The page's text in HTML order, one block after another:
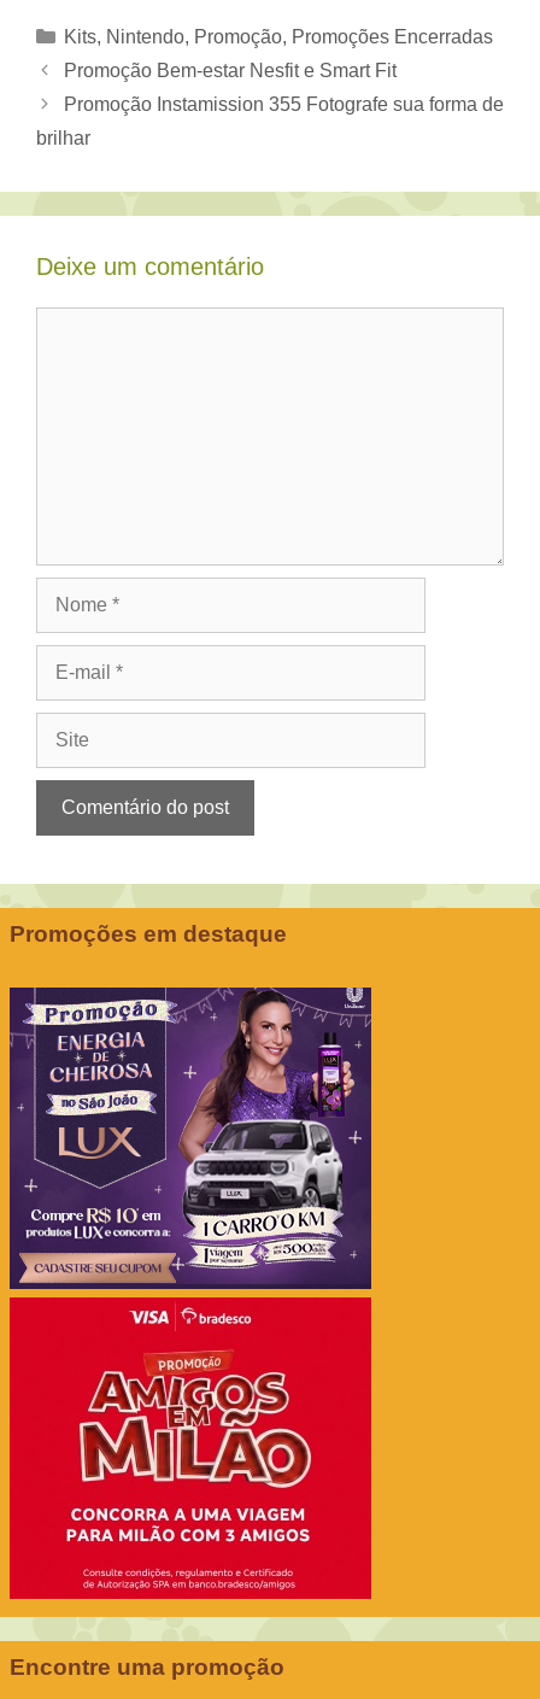
Categorias
Kits, Nintendo, Promoção, Promoções Encerradas
Promoção Bem-estar Nesfit e Smart Fit
Promoção Instamission 355 Fotografe sua forma de
brilhar
Deixe um comentário
Promoções em destaque
Encontre uma promoção